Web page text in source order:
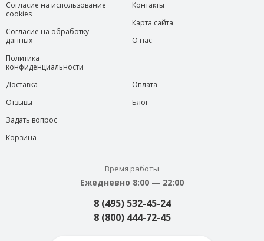
Согласие на использование
cookies
Согласие на обработку
данных
Политика
конфиденциальности
Контакты
Карта сайта
О нас
Доставка
Отзывы
Задать вопрос
Корзина
Оплата
Блог
Время работы
Ежедневно 8:00 — 22:00
8 (495) 532-45-24
8 (800) 444-72-45